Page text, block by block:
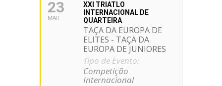
23
MAR
XXI TRIATLO
INTERNACIONAL DE
QUARTEIRA
TAÇA DA EUROPA DE
ELITES - TAÇA DA
EUROPA DE JUNIORES
Tipo de Evento:
Competição
Internacional